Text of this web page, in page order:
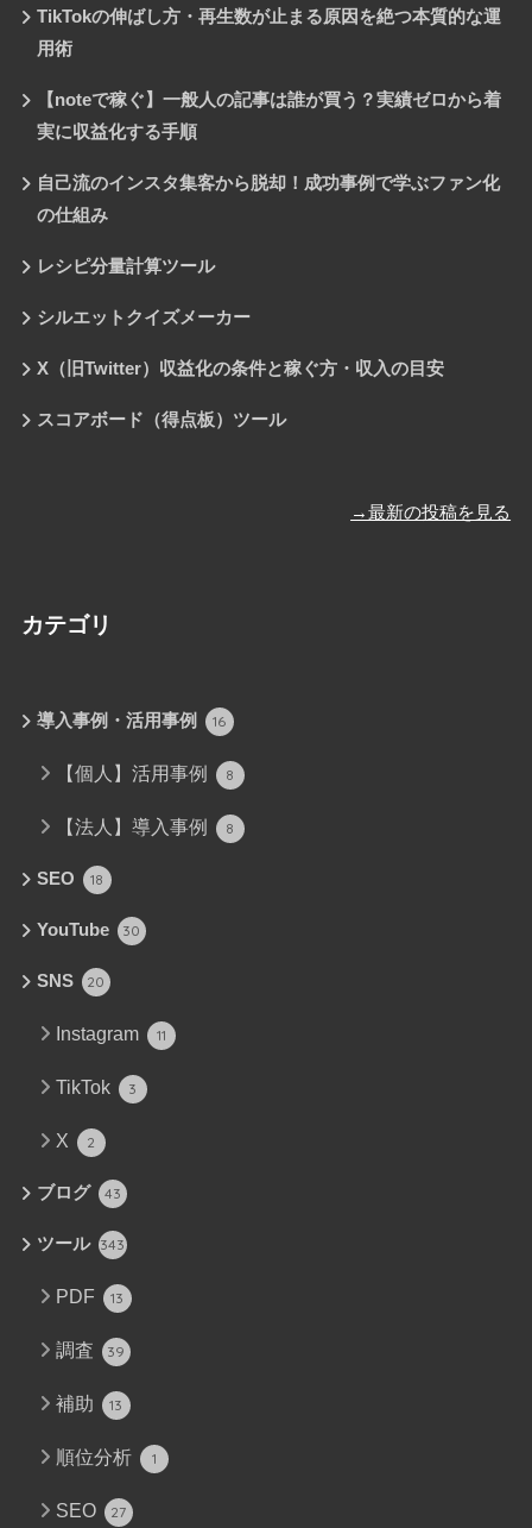
TikTokの伸ばし方・再生数が止まる原因を絶つ本質的な運
用術
【noteで稼ぐ】一般人の記事は誰が買う？実績ゼロから着
実に収益化する手順
自己流のインスタ集客から脱却！成功事例で学ぶファン化
の仕組み
レシピ分量計算ツール
シルエットクイズメーカー
X（旧Twitter）収益化の条件と稼ぐ方・収入の目安
スコアボード（得点板）ツール
→最新の投稿を見る
カテゴリ
導入事例・活用事例 16
【個人】活用事例 8
【法人】導入事例 8
SEO 18
YouTube 30
SNS 20
Instagram 11
TikTok 3
X 2
ブログ 43
ツール 343
PDF 13
調査 39
補助 13
順位分析 1
SEO 27